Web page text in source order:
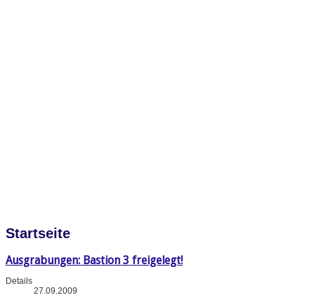
Startseite
Ausgrabungen: Bastion 3 freigelegt!
Details
27.09.2009